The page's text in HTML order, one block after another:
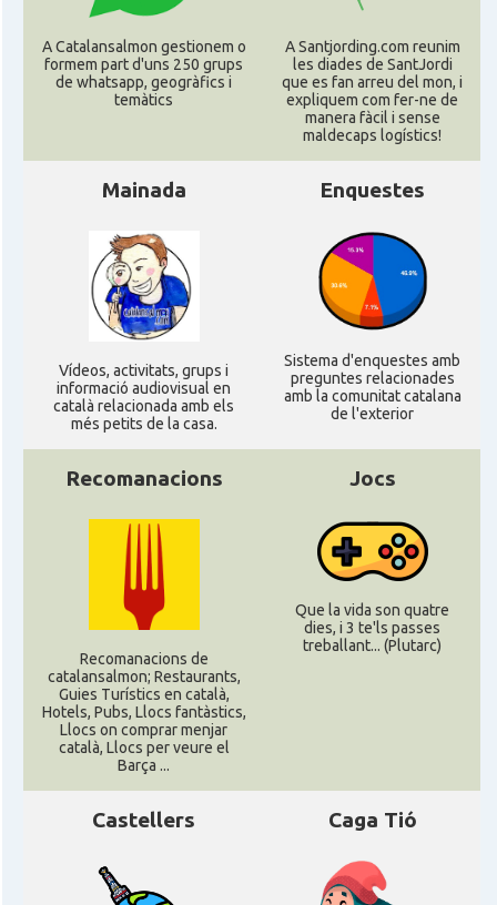
A Catalansalmon gestionem o
formem part d'uns 250 grups
de whatsapp, geogràfics i
temàtics
A Santjording.com reunim
les diades de SantJordi
que es fan arreu del mon, i
expliquem com fer-ne de
manera fàcil i sense
maldecaps logí­stics!
Mainada
Ví­deos, activitats, grups i
informació audiovisual en
català relacionada amb els
més petits de la casa.
Enquestes
Sistema d'enquestes amb
preguntes relacionades
amb la comunitat catalana
de l'exterior
Recomanacions
Recomanacions de
catalansalmon; Restaurants,
Guies Turístics en català,
Hotels, Pubs, Llocs fantàstics,
Llocs on comprar menjar
català, Llocs per veure el
Barça ...
Jocs
Que la vida son quatre
dies, i 3 te'ls passes
treballant... (Plutarc)
Castellers Caga Tió